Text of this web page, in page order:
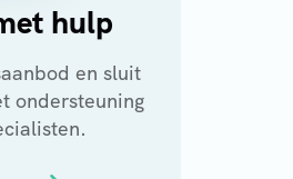
hulp
en sluit
ondersteuning